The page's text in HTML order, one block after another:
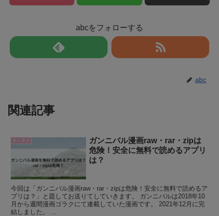
abcをフォローする
abc
関連記事
エンタメ
ガンニバル漫画raw・rar・zipは
危険！安全に無料で読めるアプリ
は？
今回は「ガンニバル漫画raw・rar・zipは危険！安全に無料で読めるア
プリは？」と題してお送りてしていきます。 ガンニバルは2018年10
月から週間漫画ゴラクにて連載していた漫画です。 2021年12月に完
結しました。 ...